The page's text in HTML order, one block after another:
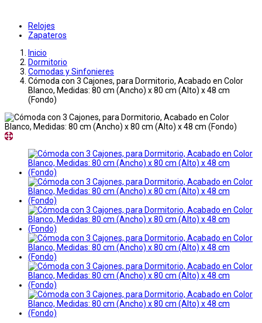
Relojes
Zapateros
Inicio
Dormitorio
Comodas y Sinfonieres
Cómoda con 3 Cajones, para Dormitorio, Acabado en Color
Blanco, Medidas: 80 cm (Ancho) x 80 cm (Alto) x 48 cm
(Fondo)